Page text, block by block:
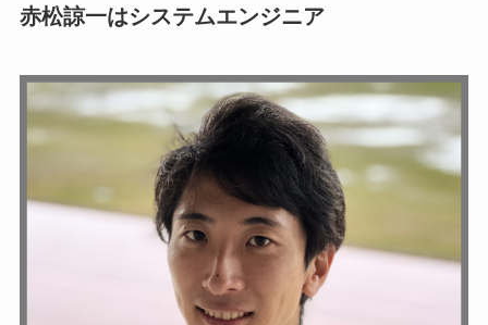
赤松諒一はシステムエンジニア